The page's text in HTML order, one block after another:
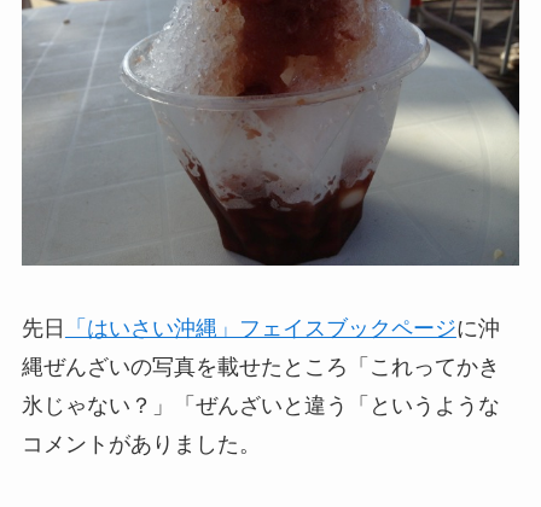
先日 「はいさい沖縄」フェイスブックページに沖
縄ぜんざいの写真を載せたところ「これってかき
氷じゃない？」「ぜんざいと違う「というような
コメントがありました。